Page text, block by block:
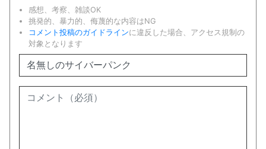
感想、考察、雑談OK
挑発的、暴力的、侮蔑的な内容はNG
コメント投稿のガイドラインに違反した場合、アクセス規制の
対象となります